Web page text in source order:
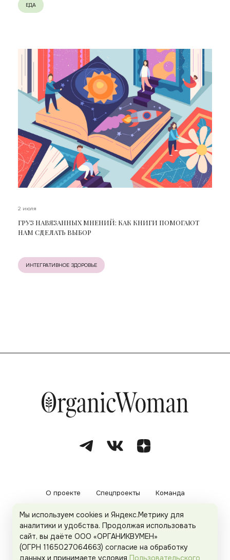
ЕДА
2 июля
ГРУЗ НАВЯЗАННЫХ МНЕНИЙ: КАК КНИГИ ПОМОГАЮТ
НАМ СДЕЛАТЬ ВЫБОР
ИНТЕГРАТИВНОЕ ЗДОРОВЬЕ
О проекте Спецпроекты Команда
Рекламодателям Политика конфиденциальности
Пользовательское соглашение
Мы используем cookies и Яндекс.Метрику для
аналитики и удобства. Продолжая использовать
сайт, вы даёте ООО «ОРГАНИКВУМЕН»
(ОГРН 1165027064663) согласие на обработку
данных и принимаете условия Пользовательского